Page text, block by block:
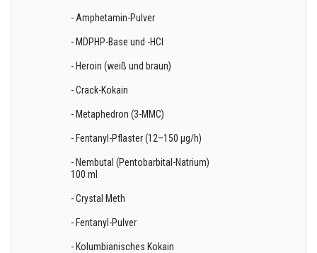
- Amphetamin-Pulver
- MDPHP-Base und -HCl
- Heroin (weiß und braun)
- Crack-Kokain
- Metaphedron (3-MMC)
- Fentanyl-Pflaster (12–150 µg/h)
- Nembutal (Pentobarbital-Natrium)
100 ml
- Crystal Meth
- Fentanyl-Pulver
- Kolumbianisches Kokain